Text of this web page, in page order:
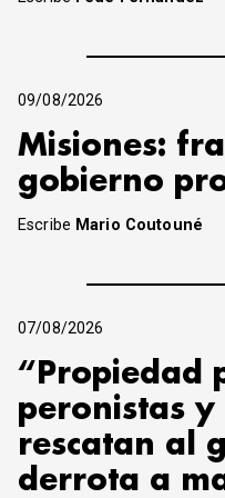
09/08/2026
Misiones:
gobierno
Escribe Mario Coutouné
07/08/2026
“Propiedad
peronistas y
rescatan al
derrota a